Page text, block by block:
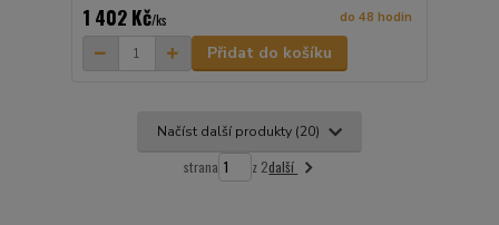
1 402 Kč/ks do 48 hodin
Přidat do košíku
Načíst další produkty (20)
strana z 2další